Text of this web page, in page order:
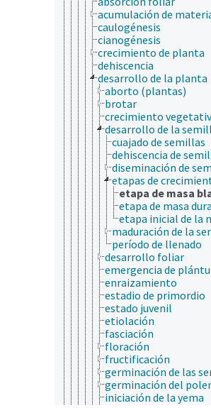
acumulación de
caulogénesis
cianogénesis
crecimiento de planta
dehiscencia
desarrollo de la planta
aborto (plantas)
brotar
crecimiento
desarrollo de la
cuajado de semillas
dehiscencia de
diseminación de
etapas de
etapa de masa
etapa de masa dura
etapa inicial de la
maduración de la
período de llenado
desarrollo foliar
emergencia de
enraizamiento
estadio de primordio
estado juvenil
etiolación
fasciación
floración
fructificación
germinación de las
germinación del
iniciación de la yema